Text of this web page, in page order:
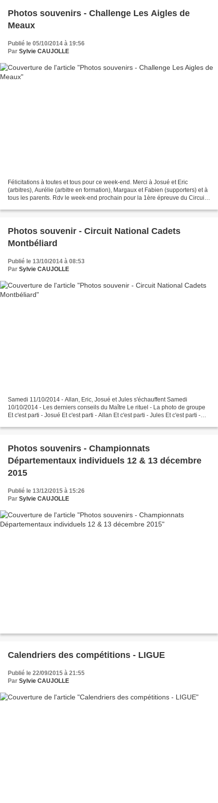
Photos souvenirs - Challenge Les Aigles de
Meaux
Publié le 05/10/2014 à 19:56
Par Sylvie CAUJOLLE
Félicitations à toutes et tous pour ce week-end. Merci à Josué et Eric
(arbitres), Aurélie (arbitre en formation), Margaux et Fabien (supporters) et à
tous les parents. Rdv le week-end prochain pour la 1ère épreuve du Circuit
Photos souvenir - Circuit National Cadets
Montbéliard
Publié le 13/10/2014 à 08:53
Par Sylvie CAUJOLLE
Samedi 11/10/2014 - Allan, Eric, Josué et Jules s'échauffent Samedi
10/10/2014 - Les derniers conseils du Maître Le rituel - La photo de groupe
Et c'est parti - Josué Et c'est parti - Allan Et c'est parti - Jules Et c'est parti -
Photos souvenirs - Championnats
Départementaux individuels 12 & 13 décembre
2015
Publié le 13/12/2015 à 15:26
Par Sylvie CAUJOLLE
Calendriers des compétitions - LIGUE
Publié le 22/09/2015 à 21:55
Par Sylvie CAUJOLLE